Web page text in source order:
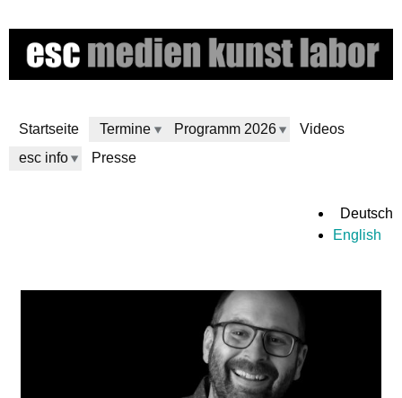
zum
Inhalt
Startseite Termine Programm 2026
Videos
esc info
Presse
c
Deutsch
English